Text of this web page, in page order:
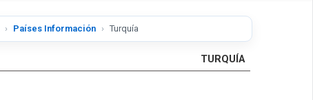
Países Información Turquía
TURQUÍA